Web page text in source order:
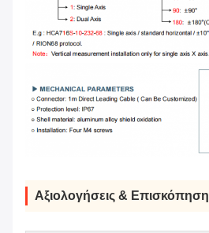
Αξιολογήσεις & Επισκόπηση